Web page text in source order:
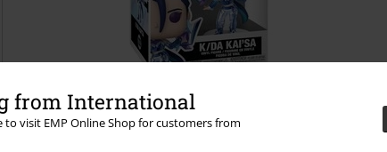
from International
to visit EMP Online Shop for customers from
% Novità